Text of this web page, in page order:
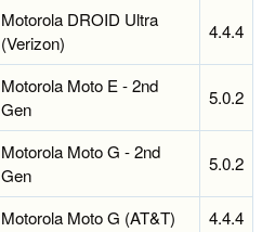
Motorola DROID Ultra
(Verizon)
4.4.4
Motorola Moto E - 2nd
Gen
5.0.2
Motorola Moto G - 2nd
Gen
5.0.2
Motorola Moto G (AT&T) 4.4.4